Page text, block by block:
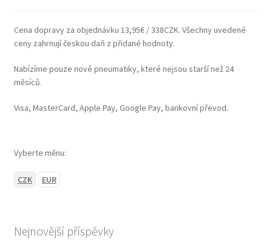
Cena dopravy za objednávku 13,95€ / 338CZK. Všechny uvedené
ceny zahrnují českou daň z přidané hodnoty.
Nabízíme pouze nové pneumatiky, které nejsou starší než 24
měsíců.
Visa, MasterCard, Apple Pay, Google Pay, bankovní převod.
Vyberte měnu:
CZK EUR
Nejnovější příspěvky